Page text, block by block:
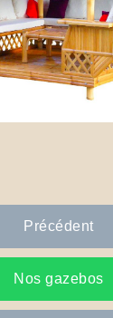
Précédent
Nos gazebos